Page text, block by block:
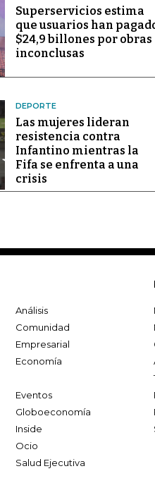
Superservicios estima
que usuarios han
$24,9 billones por obras
inconclusas
DEPORTE
Las mujeres lideran
resistencia contra
Infantino mientras la
Fifa se enfrenta a una
crisis
Análisis
Comunidad
Empresarial
Economía
Eventos
Globoeconomía
Inside
Ocio
Salud Ejecutiva